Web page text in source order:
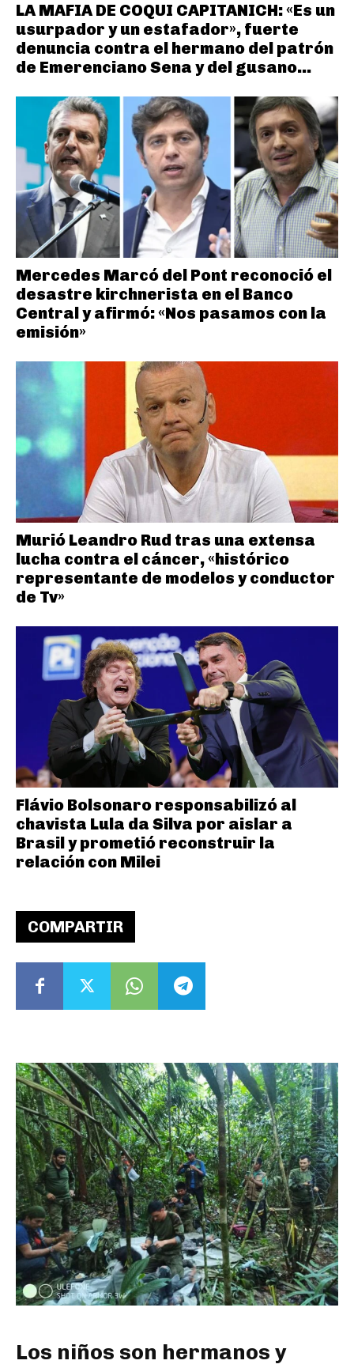
COMPARTIR
Los niños son hermanos y
LA MAFIA DE COQUI CAPITANICH: «Es un
usurpador y un estafador», fuerte
denuncia contra el hermano del patrón
de Emerenciano Sena y del gusano...
Mercedes Marcó del Pont reconoció el
desastre kirchnerista en el Banco
Central y afirmó: «Nos pasamos con la
emisión»
Murió Leandro Rud tras una extensa
lucha contra el cáncer, «histórico
representante de modelos y conductor
de Tv»
Flávio Bolsonaro responsabilizó al
chavista Lula da Silva por aislar a
Brasil y prometió reconstruir la
relación con Milei